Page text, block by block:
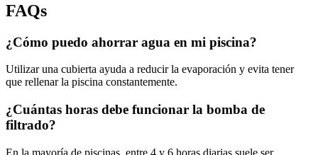
FAQs
¿Cómo puedo ahorrar agua en mi piscina?
Utilizar una cubierta ayuda a reducir la evaporación y evita tener
que rellenar la piscina constantemente.
¿Cuántas horas debe funcionar la bomba de
filtrado?
En la mayoría de piscinas, entre 4 y 6 horas diarias suele ser